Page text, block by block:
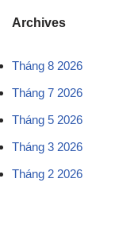
Archives
Tháng 8 2026
Tháng 7 2026
Tháng 5 2026
Tháng 3 2026
Tháng 2 2026